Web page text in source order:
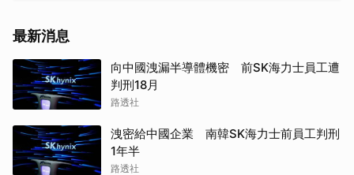
最新消息
向中國洩漏半導體機密 前SK海力士員工遭
判刑18月
路透社
洩密給中國企業 南韓SK海力士前員工判刑
1年半
路透社